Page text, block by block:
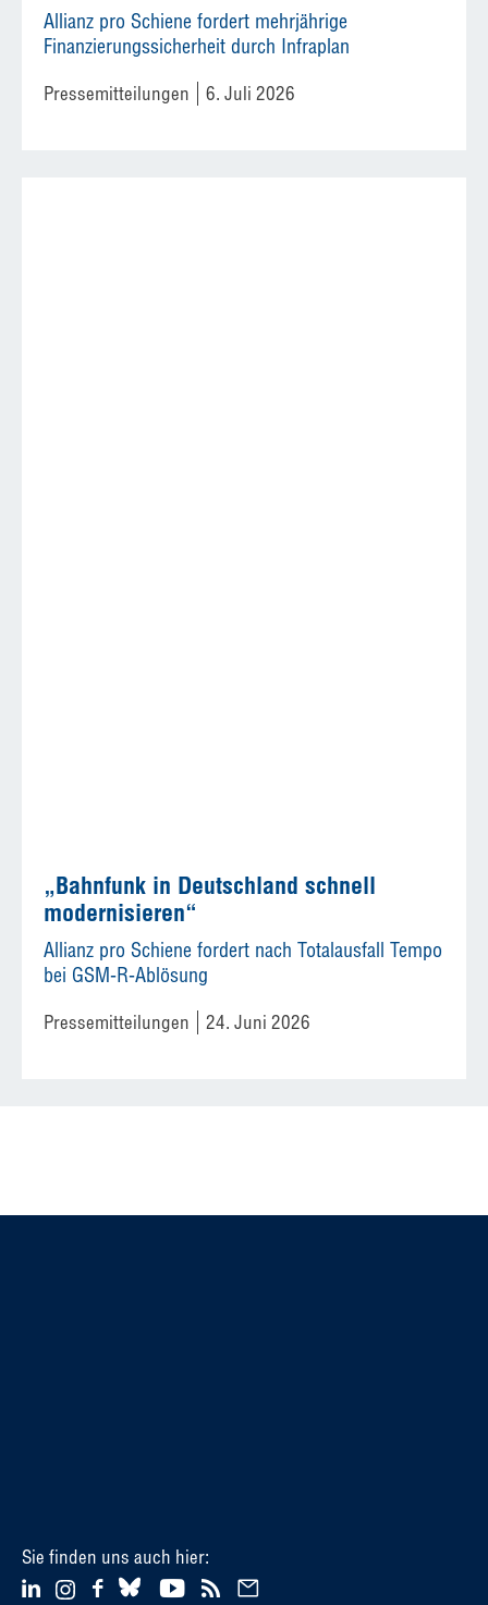
Allianz pro Schiene fordert mehrjährige
Finanzierungssicherheit durch Infraplan
Pressemitteilungen 6. Juli 2026
„Bahnfunk in Deutschland schnell
modernisieren“
Allianz pro Schiene fordert nach Totalausfall Tempo
bei GSM-R-Ablösung
Pressemitteilungen 24. Juni 2026
Sie finden uns auch hier: